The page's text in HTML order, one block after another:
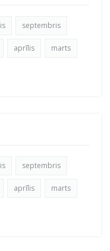
septembris
aprīlis marts
septembris
aprīlis marts